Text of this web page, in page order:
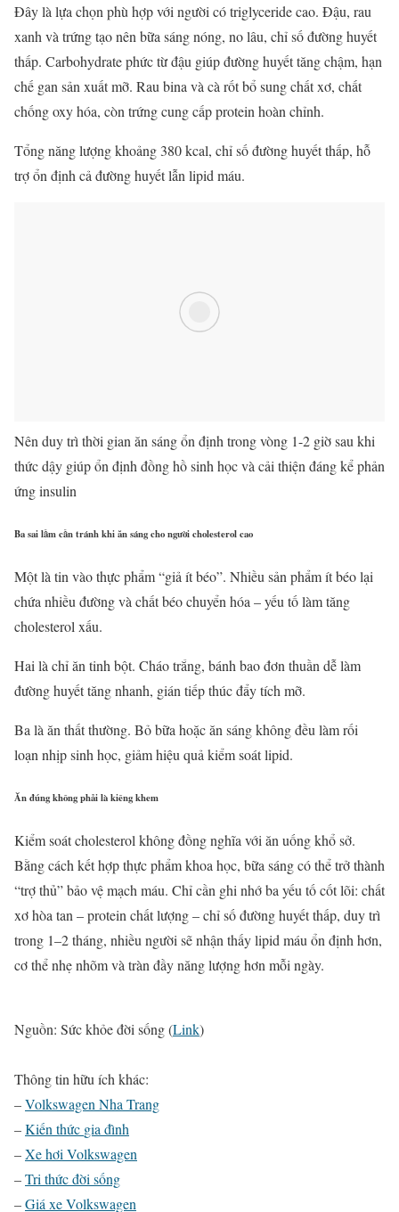
Đây là lựa chọn phù hợp với người có triglyceride cao. Đậu, rau
xanh và trứng tạo nên bữa sáng nóng, no lâu, chỉ số đường huyết
thấp. Carbohydrate phức từ đậu giúp đường huyết tăng chậm, hạn
chế gan sản xuất mỡ. Rau bina và cà rốt bổ sung chất xơ, chất
chống oxy hóa, còn trứng cung cấp protein hoàn chỉnh.
Tổng năng lượng khoảng 380 kcal, chỉ số đường huyết thấp, hỗ
trợ ổn định cả đường huyết lẫn lipid máu.
Nên duy trì thời gian ăn sáng ổn định trong vòng 1-2 giờ sau khi
thức dậy giúp ổn định đồng hồ sinh học và cải thiện đáng kể phản
ứng insulin
Ba sai lầm cần tránh khi ăn sáng cho người cholesterol cao
Một là tin vào thực phẩm “giả ít béo”. Nhiều sản phẩm ít béo lại
chứa nhiều đường và chất béo chuyển hóa – yếu tố làm tăng
cholesterol xấu.
Hai là chỉ ăn tinh bột. Cháo trắng, bánh bao đơn thuần dễ làm
đường huyết tăng nhanh, gián tiếp thúc đẩy tích mỡ.
Ba là ăn thất thường. Bỏ bữa hoặc ăn sáng không đều làm rối
loạn nhịp sinh học, giảm hiệu quả kiểm soát lipid.
Ăn đúng không phải là kiêng khem
Kiểm soát cholesterol không đồng nghĩa với ăn uống khổ sở.
Bằng cách kết hợp thực phẩm khoa học, bữa sáng có thể trở thành
“trợ thủ” bảo vệ mạch máu. Chỉ cần ghi nhớ ba yếu tố cốt lõi: chất
xơ hòa tan – protein chất lượng – chỉ số đường huyết thấp, duy trì
trong 1–2 tháng, nhiều người sẽ nhận thấy lipid máu ổn định hơn,
cơ thể nhẹ nhõm và tràn đầy năng lượng hơn mỗi ngày.
Nguồn: Sức khỏe đời sống (Link)
Thông tin hữu ích khác:
–Volkswagen Nha Trang
–Kiến thức gia đình
–Xe hơi Volkswagen
–Tri thức đời sống
–Giá xe Volkswagen